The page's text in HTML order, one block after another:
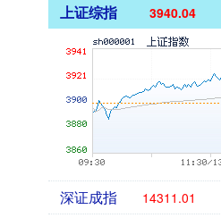
上证综指 3940.04
深证成指 14311.01